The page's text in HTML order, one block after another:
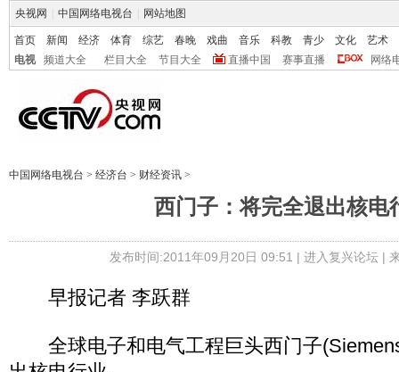
央视网 中国网络电视台 网站地图
首页 新闻 经济 体育 综艺 春晚 戏曲 音乐 科教 青少 文化
艺术
电视
频道大全 栏目大全 节目大全 直播中国 赛事直播 网络
中国网络电视台 > 经济台 > 财经资讯 >
西门子：将完全退出核电
发布时间:2011年09月20日 09:51 | 进入复兴论坛|
早报记者 李跃群
全球电子和电气工程巨头西门子